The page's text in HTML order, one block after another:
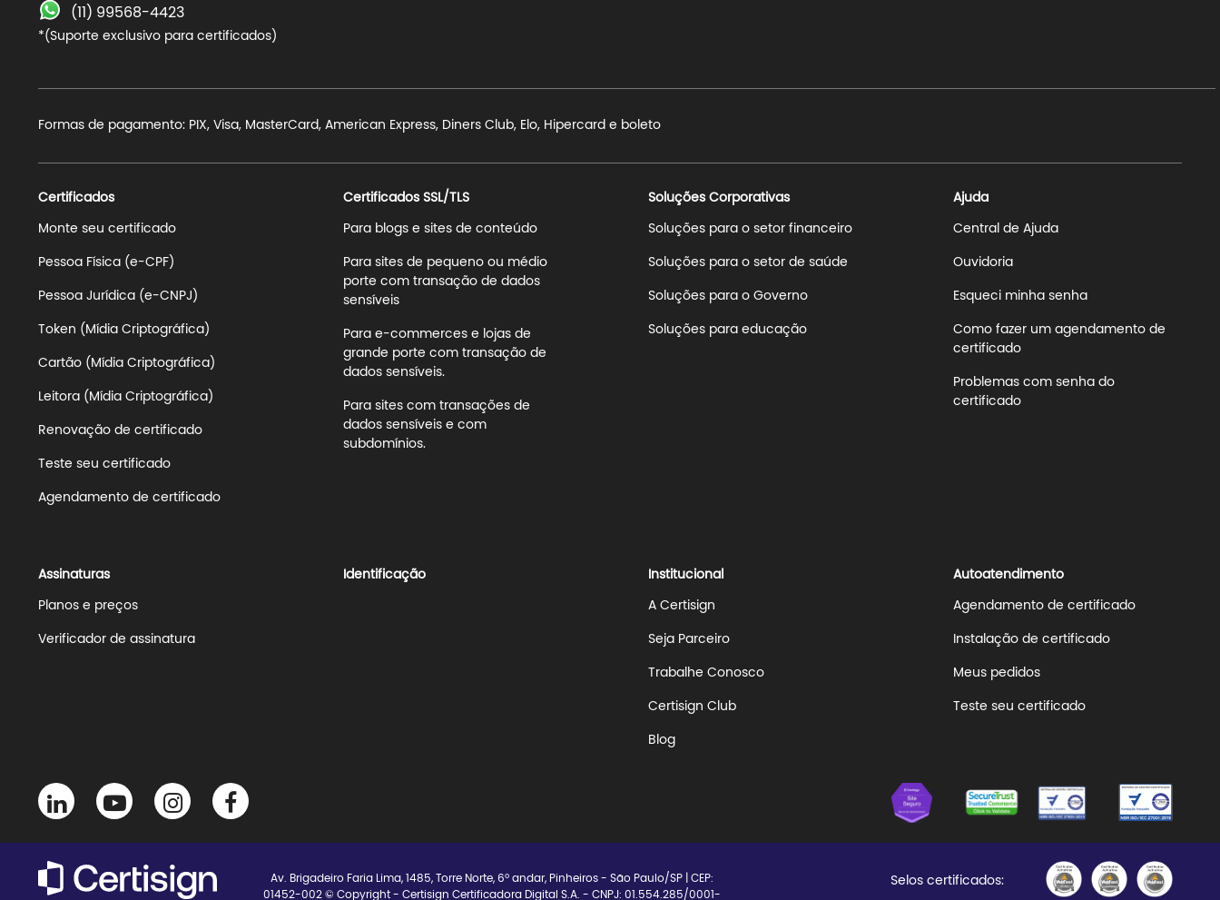
(11) 99568-4423
*(Suporte exclusivo para certificados)
Formas de pagamento: PIX, Visa, MasterCard, American Express, Diners Club, Elo, Hipercard e boleto
Certificados
Monte seu certificado
Pessoa Física (e-CPF)
Pessoa Jurídica (e-CNPJ)
Token (Mídia Criptográfica)
Cartão (Mídia Criptográfica)
Leitora (Mídia Criptográfica)
Renovação de certificado
Teste seu certificado
Agendamento de certificado
Certificados SSL/TLS
Para blogs e sites de conteúdo
Para sites de pequeno ou médio
porte com transação de dados
sensíveis
Para e-commerces e lojas de
grande porte com transação de
dados sensíveis.
Para sites com transações de
dados sensíveis e com
subdomínios.
Soluções Corporativas
Soluções para o setor financeiro
Soluções para o setor de saúde
Soluções para o Governo
Soluções para educação
Ajuda
Central de Ajuda
Ouvidoria
Esqueci minha senha
Como fazer um agendamento de
certificado
Problemas com senha do
certificado
Assinaturas
Planos e preços
Verificador de assinatura
Identificação Institucional
A Certisign
Seja Parceiro
Trabalhe Conosco
Certisign Club
Blog
Autoatendimento
Agendamento de certificado
Instalação de certificado
Meus pedidos
Teste seu certificado
Av. Brigadeiro Faria Lima, 1485, Torre Norte, 6º andar, Pinheiros - São Paulo/SP | CEP:
01452-002 © Copyright - Certisign Certificadora Digital S.A. - CNPJ: 01.554.285/0001-
Selos certificados: